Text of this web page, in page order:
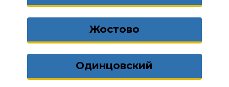
Жостово
Одинцовский